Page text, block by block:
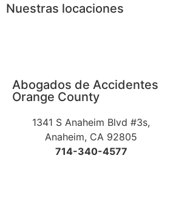
Nuestras locaciones
Abogados de Accidentes
Orange County
1341 S Anaheim Blvd #3s,
Anaheim, CA 92805
714-340-4577